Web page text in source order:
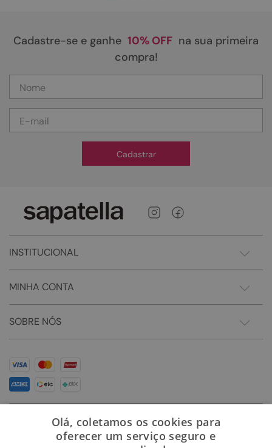
Cadastre-se e ganhe 10% OFF na sua primeira
compra!
Cadastrar
INSTITUCIONAL
MINHA CONTA
SOBRE NÓS
Olá, coletamos os cookies para
oferecer um serviço seguro e